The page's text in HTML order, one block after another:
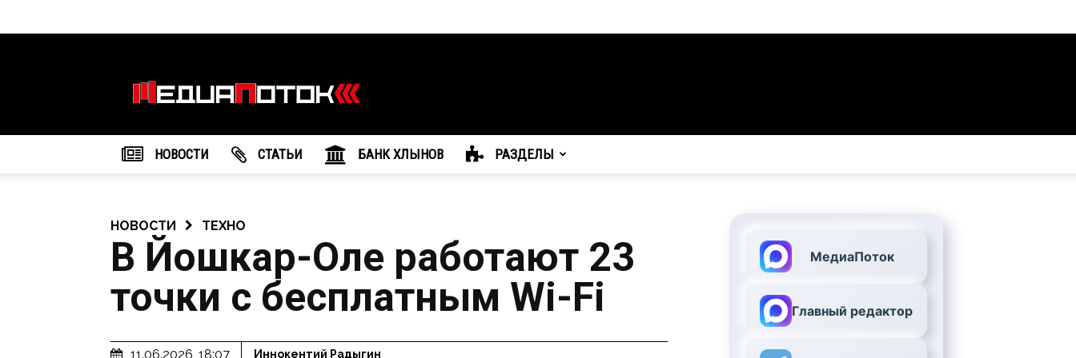
агентство
"МедиаПоток"
НОВОСТИ CТАТЬИ БАНК ХЛЫНОВ РАЗДЕЛЫ
НОВОСТИ ТЕХНО
В Йошкар-Оле работают 23
точки с бесплатным Wi-Fi
11.06.2026, 18:07 Иннокентий Радыгин
МедиаПоток
Главный редактор